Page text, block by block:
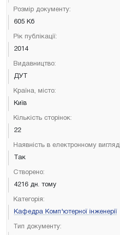
Розмір документу:
605 Кб
Рік публікації:
2014
Видавництво:
ДУТ
Країна, місто:
Київ
Кількість сторінок:
22
Наявність в електронному
Так
Створено:
4216 дн. тому
Категорія:
Кафедра Комп'ютерної інженерії
Тип документу: